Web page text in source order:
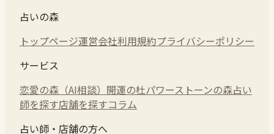
占いの森
トップページ運営会社利用規約プライバシーポリシー
サービス
恋愛の森（AI相談） 開運の杜パワーストーンの森占い
師を探す店舗を探すコラム
占い師・店舗の方へ